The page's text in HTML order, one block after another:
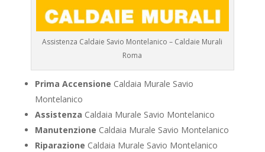
Assistenza Caldaie Savio Montelanico – Caldaie Murali
Roma
Prima Accensione Caldaia Murale Savio
Montelanico
Assistenza Caldaia Murale Savio Montelanico
Manutenzione Caldaia Murale Savio Montelanico
Riparazione Caldaia Murale Savio Montelanico